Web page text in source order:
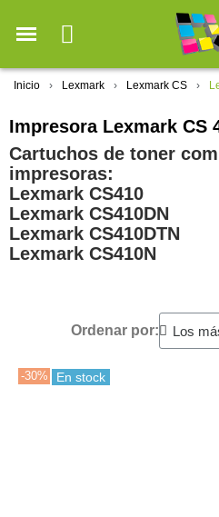
Inicio Lexmark Lexmark CS
Impresora Lexmark CS
Cartuchos de toner
impresoras:
Lexmark CS410
Lexmark CS410DN
Lexmark CS410DTN
Lexmark CS410N
Ordenar por:
-30% En stock